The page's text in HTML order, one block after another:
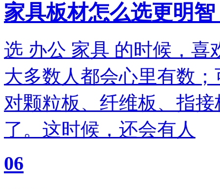
家具板材怎么选更明
选 办公 家具 的时候，喜
大多数人都会心里有数
对颗粒板、纤维板、指
了。这时候，还会有人
06